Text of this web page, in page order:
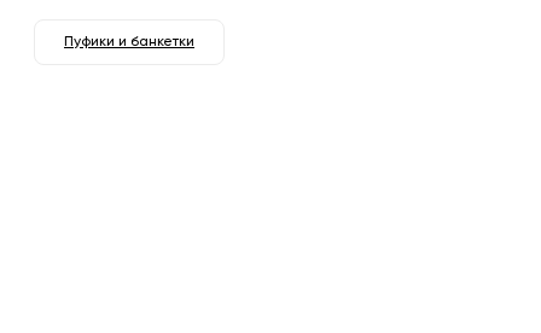
Пуфики и банкетки